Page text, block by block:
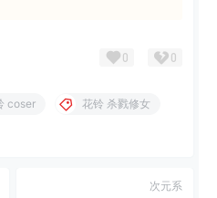
0 0
coser 花铃 杀戮修女
次元系